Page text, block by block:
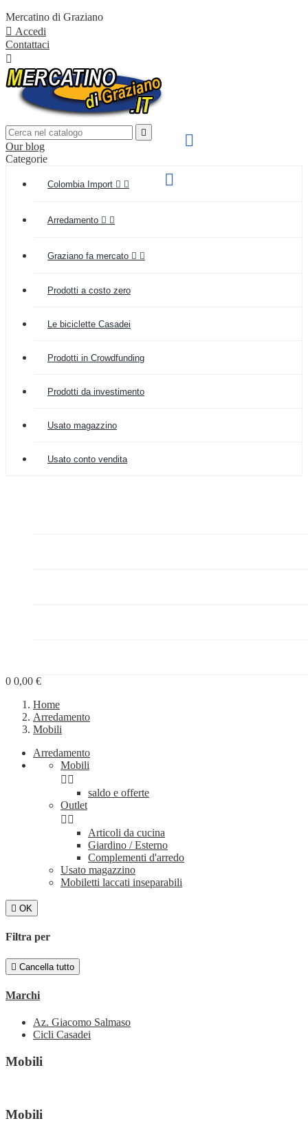
Mercatino di Graziano
 Accedi
Contattaci




Our blog
Categorie
Colombia Import  
Arredamento  
Graziano fa mercato  
Prodotti a costo zero
Le biciclette Casadei
Prodotti in Crowdfunding
Prodotti da investimento
Usato magazzino
Usato conto vendita
0 0,00 €
Home
Arredamento
Mobili
Arredamento
Mobili
 
saldo e offerte
Outlet
 
Articoli da cucina
Giardino / Esterno
Complementi d'arredo
Usato magazzino
Mobiletti laccati inseparabili
 OK
Filtra per
 Cancella tutto
Marchi
Az. Giacomo Salmaso
Cicli Casadei
Mobili
Mobili